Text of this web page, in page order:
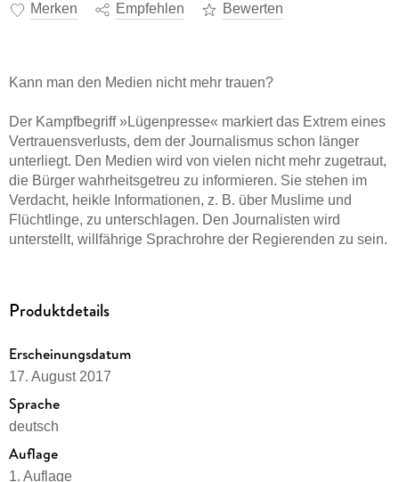
Merken Empfehlen Bewerten
Kann man den Medien nicht mehr trauen?
Der Kampfbegriff »Lügenpresse« markiert das Extrem eines
Vertrauensverlusts, dem der Journalismus schon länger
unterliegt. Den Medien wird von vielen nicht mehr zugetraut,
die Bürger wahrheitsgetreu zu informieren. Sie stehen im
Verdacht, heikle Informationen, z. B. über Muslime und
Flüchtlinge, zu unterschlagen. Den Journalisten wird
unterstellt, willfährige Sprachrohre der Regierenden zu sein.
privatwirtschaftlichen Medien, und sie werden immer
entstanden? Wieso sind plötzlich so viele Leser und
Zuschauer verunsichert? Was sind die politischen
Hintergründe? Die Autoren unternehmen eine spannende
Spurensuche und skizzieren, was Journalisten gegen die
Verunsicherung tun können.
Mit Beiträgen von Giovanni di Lorenzo, Jakob Augstein,
Produktdetails
Erscheinungsdatum
17. August 2017
Sprache
deutsch
Auflage
1. Auflage